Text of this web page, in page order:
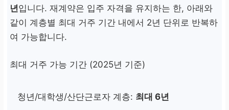
년입니다. 재계약은 입주 자격을 유지하는 한, 아래와
같이 계층별 최대 거주 기간 내에서 2년 단위로 반복하
여 가능합니다.
최대 거주 가능 기간 (2025년 기준)
청년/대학생/산단근로자 계층: 최대 6년